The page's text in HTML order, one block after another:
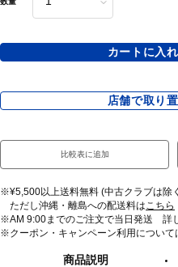
カートに入
店舗で取り
比較表に追加
※¥5,500以上送料無料 (中古クラブは除
ただし沖縄・離島への配送料はこちら
※AM 9:00までのご注文で当日発送 詳
※クーポン・キャンペーン利用について
商品説明